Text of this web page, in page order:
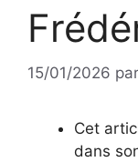
15/01/2026 par
Cet
dans